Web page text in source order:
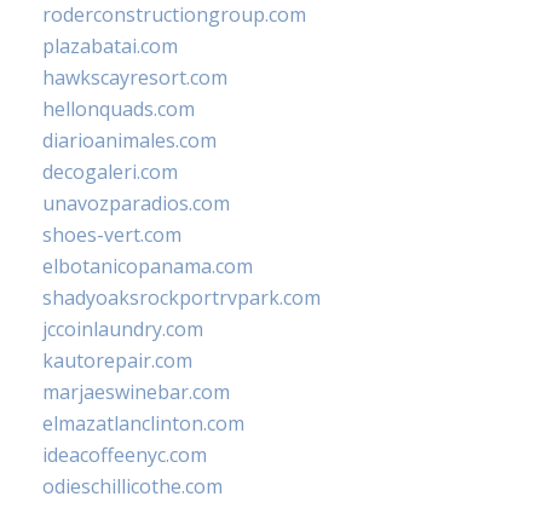
roderconstructiongroup.com
plazabatai.com
hawkscayresort.com
hellonquads.com
diarioanimales.com
decogaleri.com
unavozparadios.com
shoes-vert.com
elbotanicopanama.com
shadyoaksrockportrvpark.com
jccoinlaundry.com
kautorepair.com
marjaeswinebar.com
elmazatlanclinton.com
ideacoffeenyc.com
odieschillicothe.com